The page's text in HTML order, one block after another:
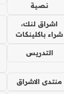
نصية
اشراق لنك،
شراء باكلينكات
التدريس
منتدى الاشراق